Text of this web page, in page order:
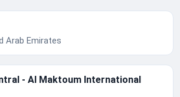
Arab Emirates
- Al Maktoum International